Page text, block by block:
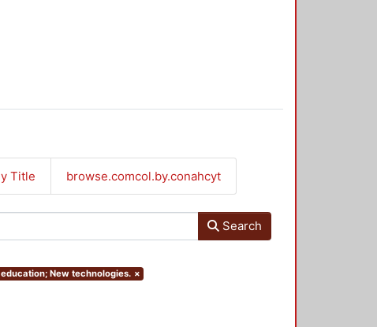
Title browse.comcol.by.conahcyt
Search
New technologies. ×